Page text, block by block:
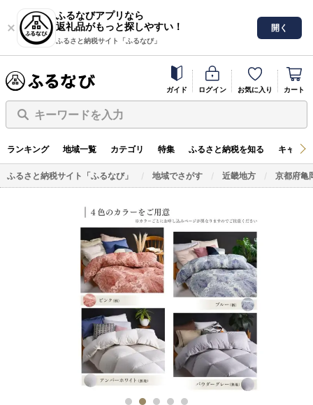
ふるなびアプリなら
返礼品がもっと探しやすい！
ふるさと納税サイト「ふるなび」
開く
ガイド ログイン お気に入り カート
キーワードを入力
ランキング 地域一覧 カテゴリ 特集 ふるさと納税を知る キャン
ふるさと納税サイト「ふるなび」 地域でさがす 近畿地方 京都府亀